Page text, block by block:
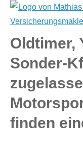
Oldtimer,
Sonder-
finden